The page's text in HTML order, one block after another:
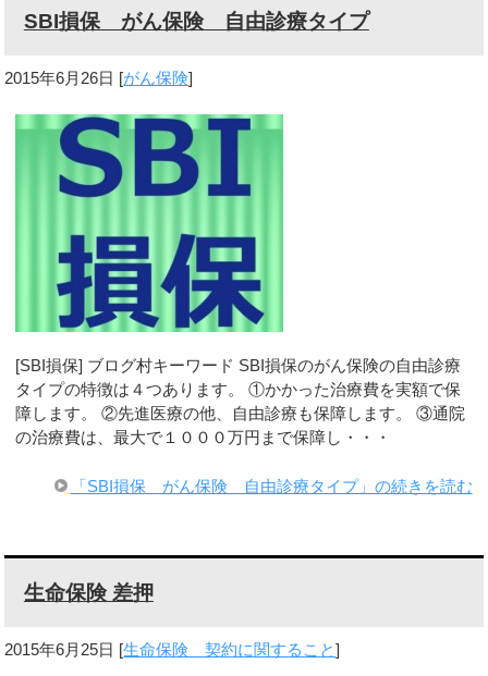
SBI損保 がん保険 自由診療タイプ
2015年6月26日 [がん保険]
[SBI損保] ブログ村キーワード SBI損保のがん保険の自由診療
タイプの特徴は４つあります。 ①かかった治療費を実額で保
障します。 ②先進医療の他、自由診療も保障します。 ③通院
の治療費は、最大で１０００万円まで保障し・・・
「SBI損保 がん保険 自由診療タイプ」の続きを読む
生命保険 差押
2015年6月25日 [生命保険 契約に関すること]